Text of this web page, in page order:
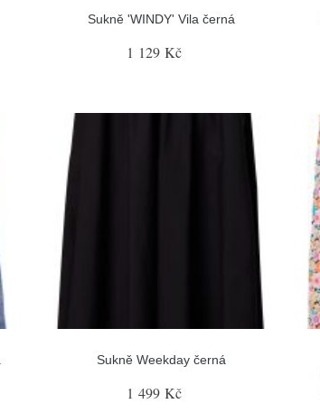
Sukně 'WINDY' Vila černá
1 129 Kč
Sukně Weekday černá
1 499 Kč